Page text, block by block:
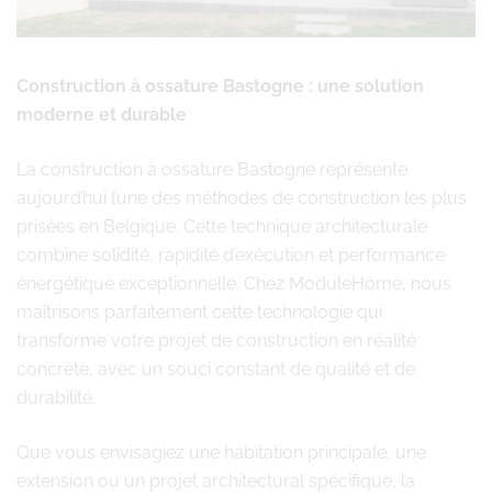
Construction à ossature Bastogne : une solution
moderne et durable
La construction à ossature Bastogne représente
aujourd’hui l’une des méthodes de construction les plus
prisées en Belgique. Cette technique architecturale
combine solidité, rapidité d’exécution et performance
énergétique exceptionnelle. Chez ModuleHome, nous
maîtrisons parfaitement cette technologie qui
transforme votre projet de construction en réalité
concrète, avec un souci constant de qualité et de
durabilité.
Que vous envisagiez une habitation principale, une
extension ou un projet architectural spécifique, la